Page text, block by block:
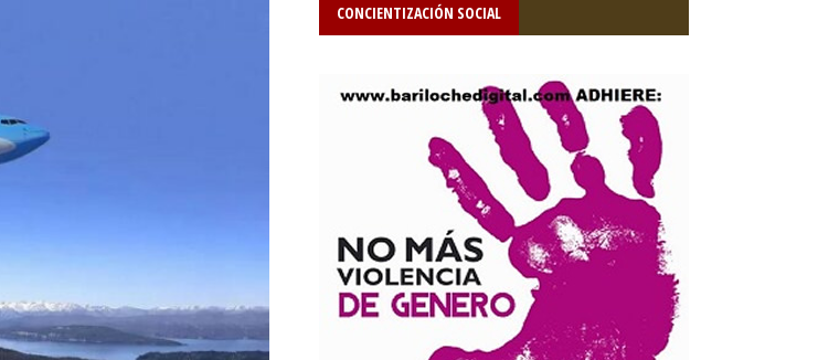
CONCIENTIZACIÓN SOCIAL